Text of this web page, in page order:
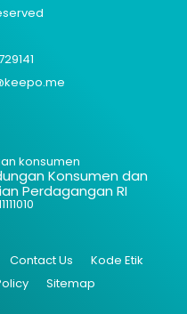
konsumen
Konsumen dan
Perdagangan RI
Contact Us
Kode Etik
Sitemap